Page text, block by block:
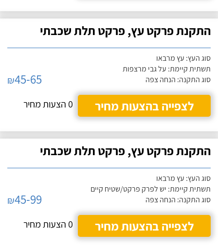
התקנת פרקט עץ, פרקט תלת שכבתי
סוג העץ: עץ מרבאו
תשתית קיימת: על גבי מרצפות
סוג התקנה: הנחה צפה
₪45-65
לצפייה בהצעות מחיר
0 הצעות מחיר
התקנת פרקט עץ, פרקט תלת שכבתי
סוג העץ: עץ מרבאו
תשתית קיימת: יש לפרק פרקט/שטיח קיים
סוג התקנה: הנחה צפה
₪45-99
לצפייה בהצעות מחיר
0 הצעות מחיר